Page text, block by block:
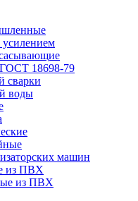
18698-79
сварки
воды
машин
из ПВХ
из ПВХ